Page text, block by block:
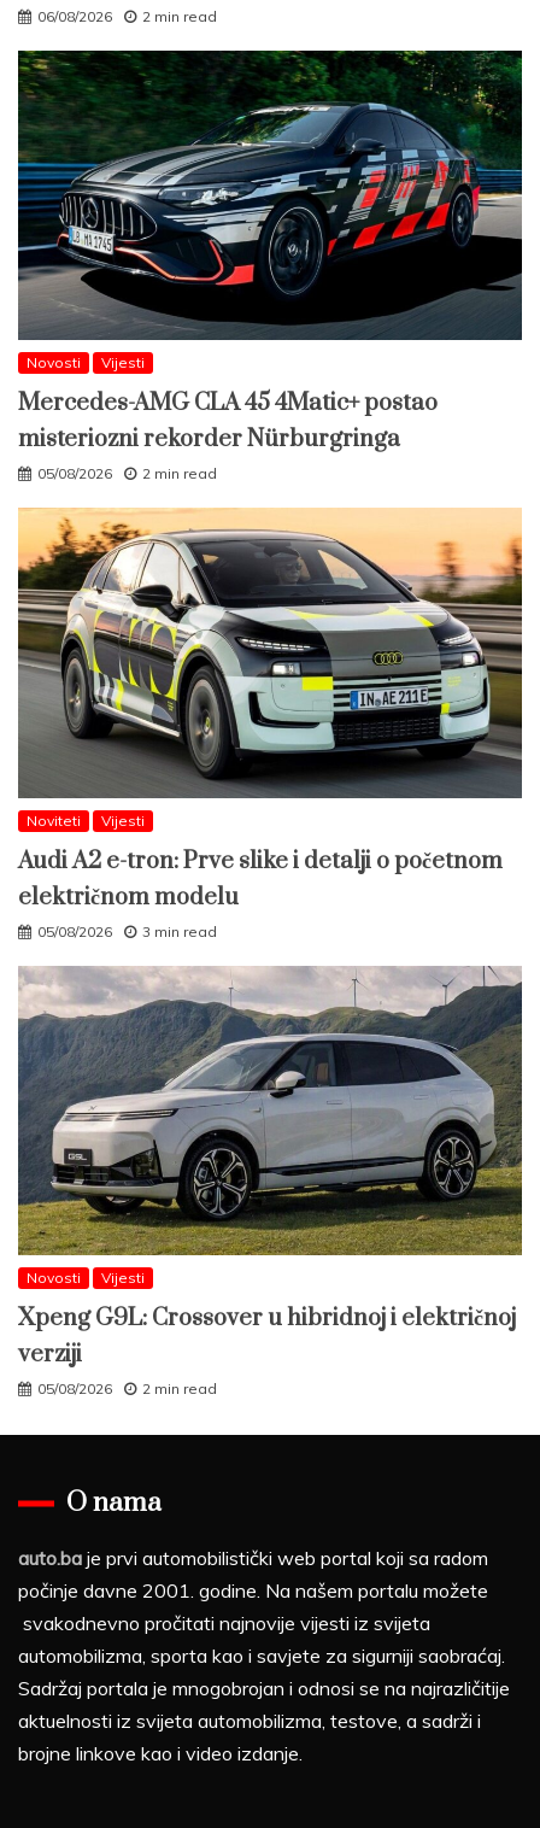
06/08/2026 2 min read
Novosti Vijesti
Mercedes-AMG CLA 45 4Matic+ postao
misteriozni rekorder Nürburgringa
05/08/2026 2 min read
Noviteti Vijesti
Audi A2 e-tron: Prve slike i detalji o početnom
električnom modelu
05/08/2026 3 min read
Novosti Vijesti
Xpeng G9L: Crossover u hibridnoj i električnoj
verziji
05/08/2026 2 min read
O nama
auto.ba je prvi automobilistički web portal koji sa radom
počinje davne 2001. godine. Na našem portalu možete
svakodnevno pročitati najnovije vijesti iz svijeta
automobilizma, sporta kao i savjete za sigurniji saobraćaj.
Sadržaj portala je mnogobrojan i odnosi se na najrazličitije
aktuelnosti iz svijeta automobilizma, testove, a sadrži i
brojne linkove kao i video izdanje.